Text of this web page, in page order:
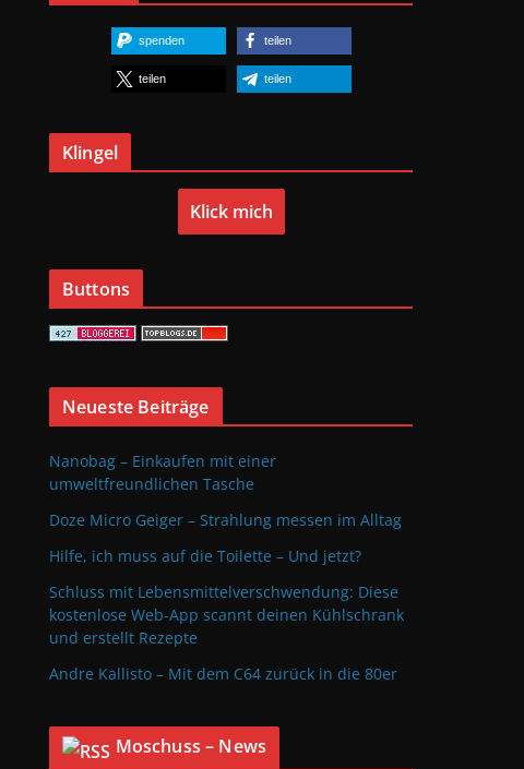
spenden teilen
teilen teilen
Klingel
Klick mich
Buttons
Neueste Beiträge
Nanobag – Einkaufen mit einer
umweltfreundlichen Tasche
Doze Micro Geiger – Strahlung messen im Alltag
Hilfe, ich muss auf die Toilette – Und jetzt?
Schluss mit Lebensmittelverschwendung: Diese
kostenlose Web-App scannt deinen Kühlschrank
und erstellt Rezepte
Andre Kallisto – Mit dem C64 zurück in die 80er
Moschuss – News